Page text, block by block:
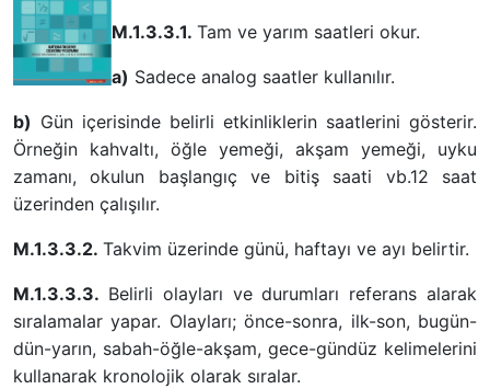
M.1.3.3.1. Tam ve yarım saatleri okur.
a) Sadece analog saatler kullanılır.
b) Gün içerisinde belirli etkinliklerin saatlerini gösterir.
Örneğin kahvaltı, öğle yemeği, akşam yemeği, uyku
zamanı, okulun başlangıç ve bitiş saati vb.12 saat
üzerinden çalışılır.
M.1.3.3.2. Takvim üzerinde günü, haftayı ve ayı belirtir.
M.1.3.3.3. Belirli olayları ve durumları referans alarak
sıralamalar yapar. Olayları; önce-sonra, ilk-son, bugün-
dün-yarın, sabah-öğle-akşam, gece-gündüz kelimelerini
kullanarak kronolojik olarak sıralar.